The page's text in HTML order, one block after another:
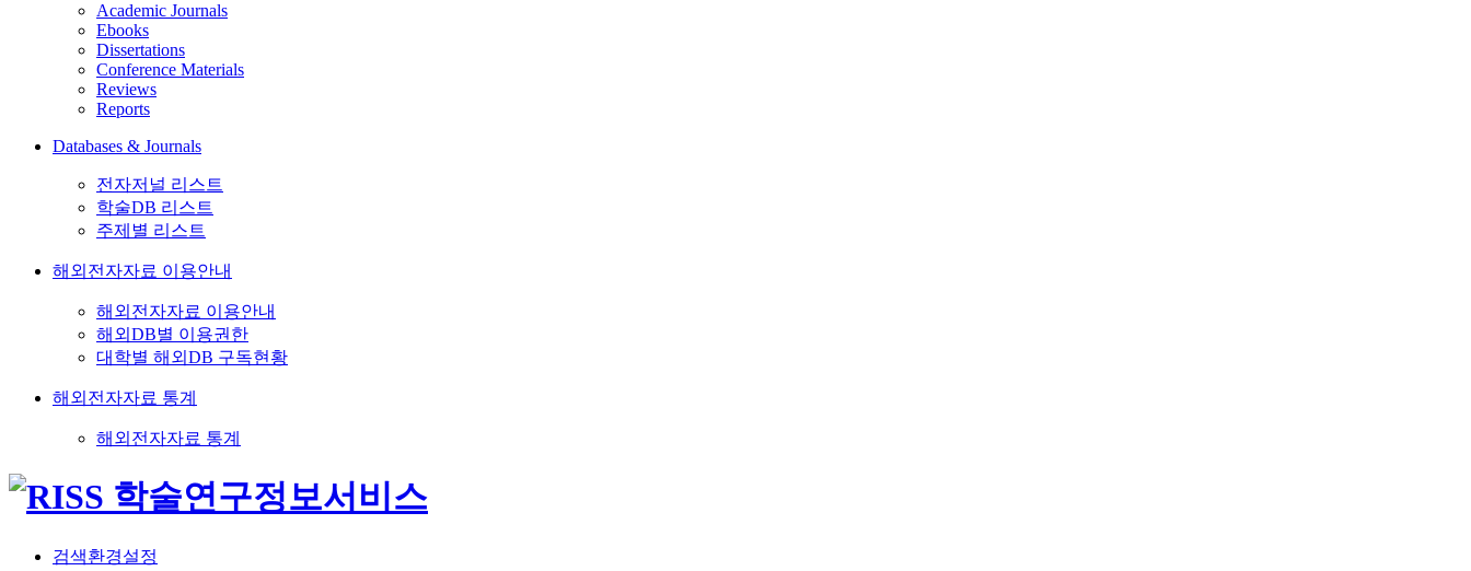
Academic Journals
Ebooks
Dissertations
Conference Materials
Reviews
Reports
Databases & Journals
전자저널 리스트
학술DB 리스트
주제별 리스트
해외전자자료 이용안내
해외전자자료 이용안내
해외DB별 이용권한
대학별 해외DB 구독현황
해외전자자료 통계
해외전자자료 통계
검색환경설정